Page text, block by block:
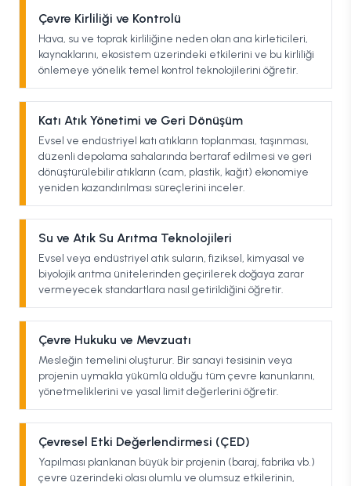
Çevre Kirliliği ve Kontrolü
Hava, su ve toprak kirliliğine neden olan ana kirleticileri,
kaynaklarını, ekosistem üzerindeki etkilerini ve bu kirliliği
önlemeye yönelik temel kontrol teknolojilerini öğretir.
Katı Atık Yönetimi ve Geri Dönüşüm
Evsel ve endüstriyel katı atıkların toplanması, taşınması,
düzenli depolama sahalarında bertaraf edilmesi ve geri
dönüştürülebilir atıkların (cam, plastik, kağıt) ekonomiye
yeniden kazandırılması süreçlerini inceler.
Su ve Atık Su Arıtma Teknolojileri
Evsel veya endüstriyel atık suların, fiziksel, kimyasal ve
biyolojik arıtma ünitelerinden geçirilerek doğaya zarar
vermeyecek standartlara nasıl getirildiğini öğretir.
Çevre Hukuku ve Mevzuatı
Mesleğin temelini oluşturur. Bir sanayi tesisinin veya
projenin uymakla yükümlü olduğu tüm çevre kanunlarını,
yönetmeliklerini ve yasal limit değerlerini öğretir.
Çevresel Etki Değerlendirmesi (ÇED)
Yapılması planlanan büyük bir projenin (baraj, fabrika vb.)
çevre üzerindeki olası olumlu ve olumsuz etkilerinin,